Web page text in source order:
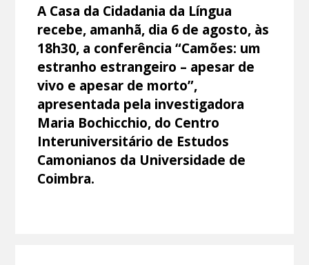
A Casa da Cidadania da Língua
recebe, amanhã, dia 6 de agosto, às
18h30, a conferência “Camões: um
estranho estrangeiro – apesar de
vivo e apesar de morto”,
apresentada pela investigadora
Maria Bochicchio, do Centro
Interuniversitário de Estudos
Camonianos da Universidade de
Coimbra.